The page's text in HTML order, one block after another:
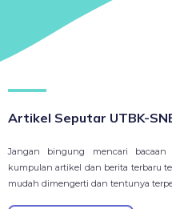
Artikel Seputar UTBK-
Jangan bingung mencari bacaan
kumpulan artikel dan berita terbaru
mudah dimengerti dan tentunya